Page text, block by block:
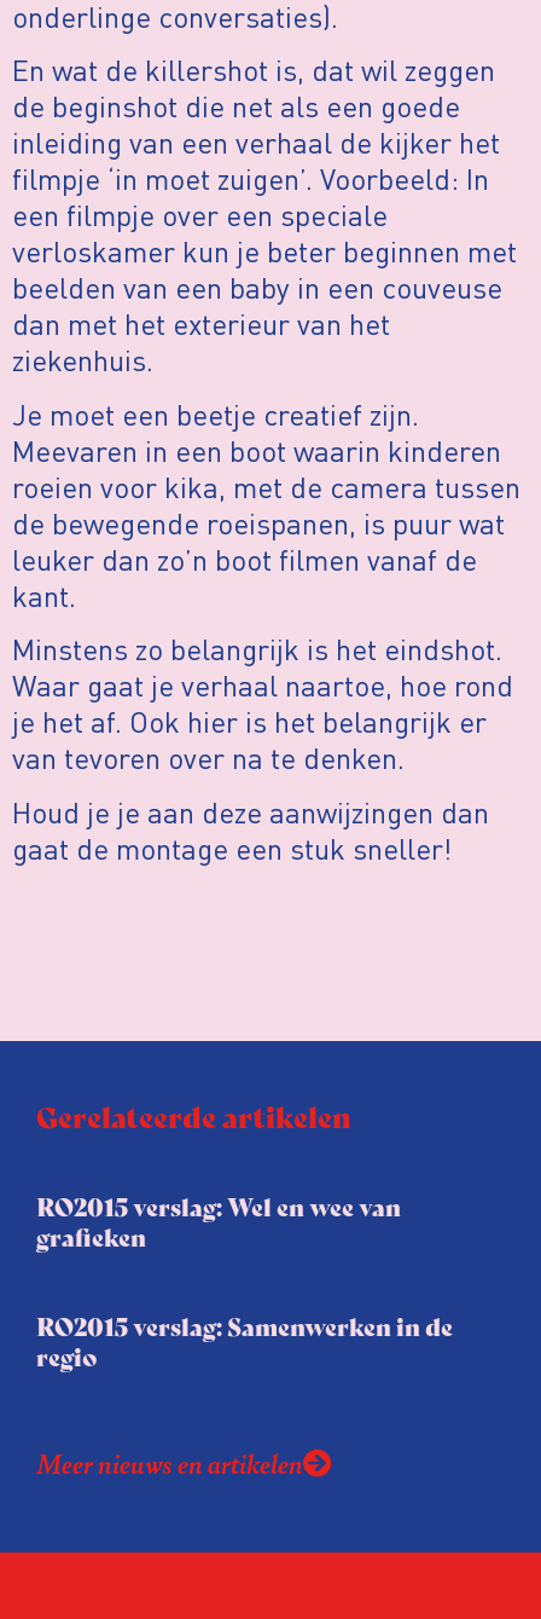
onderlinge conversaties).
En wat de killershot is, dat wil zeggen
de beginshot die net als een goede
inleiding van een verhaal de kijker het
filmpje ‘in moet zuigen’. Voorbeeld: In
een filmpje over een speciale
verloskamer kun je beter beginnen met
beelden van een baby in een couveuse
dan met het exterieur van het
ziekenhuis.
Je moet een beetje creatief zijn.
Meevaren in een boot waarin kinderen
roeien voor kika, met de camera tussen
de bewegende roeispanen, is puur wat
leuker dan zo’n boot filmen vanaf de
kant.
Minstens zo belangrijk is het eindshot.
Waar gaat je verhaal naartoe, hoe rond
je het af. Ook hier is het belangrijk er
van tevoren over na te denken.
Houd je je aan deze aanwijzingen dan
gaat de montage een stuk sneller!
Gerelateerde artikelen
RO2015 verslag: Wel en wee van
grafieken
RO2015 verslag: Samenwerken in de
regio
Meer nieuws en artikelen